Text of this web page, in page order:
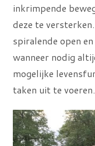
inkrimpende
deze te
spiralende open
wanneer nodig
mogelijke
taken uit te voeren.